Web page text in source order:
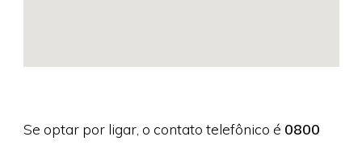
Se optar por ligar, o contato telefônico é 0800